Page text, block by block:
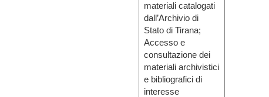
materiali catalogati
dall’Archivio di
Stato di Tirana;
Accesso e
consultazione dei
materiali archivistici
e bibliografici di
interesse